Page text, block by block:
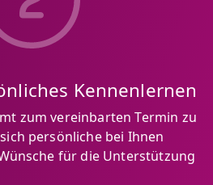
Kennenlernen
zum vereinbarten Termin zu
persönliche bei Ihnen
für die Unterstützung